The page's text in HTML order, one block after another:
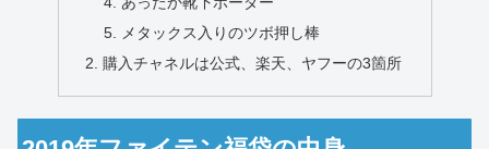
メタックス入りのツボ押し棒
購入チャネルは公式、楽天、ヤフーの3箇所